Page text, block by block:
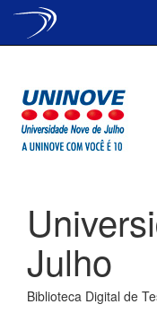
Julho
Biblioteca Digital de